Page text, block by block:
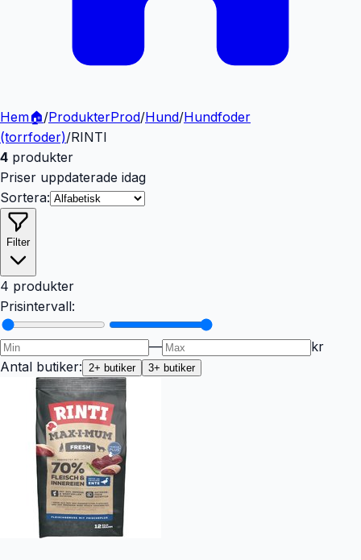
Hem🏠/ProdukterProd/Hund/Hundfoder
(torrfoder)/RINTI
4 produkter
Priser uppdaterade idag
Sortera:
Filter
4 produkter
Prisintervall:
—
kr
Antal butiker: 2+ butiker 3+ butiker